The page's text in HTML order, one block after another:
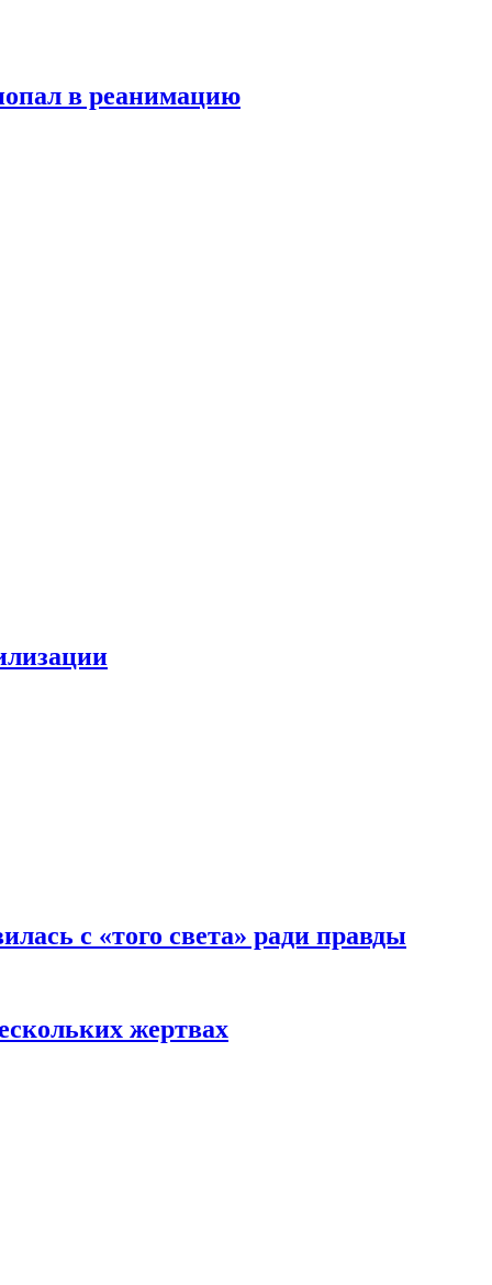
в реанимацию
с «того света» ради правды
жертвах